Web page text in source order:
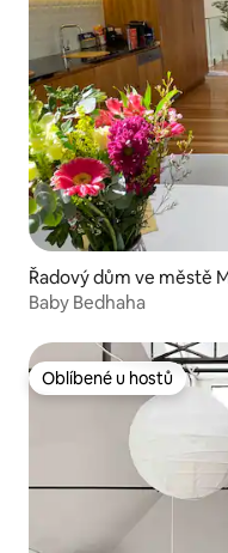
Řadový dům ve městě
Baby Bedhaha
Oblíbené u hostů
Oblíbené u hostů